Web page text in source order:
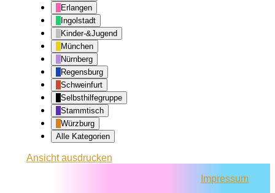
Erlangen
Ingolstadt
Kinder-&Jugend
München
Nürnberg
Regensburg
Schweinfurt
Selbsthilfegruppe
Stammtisch
Würzburg
Alle Kategorien
Ansichtausdrucken
Impressum